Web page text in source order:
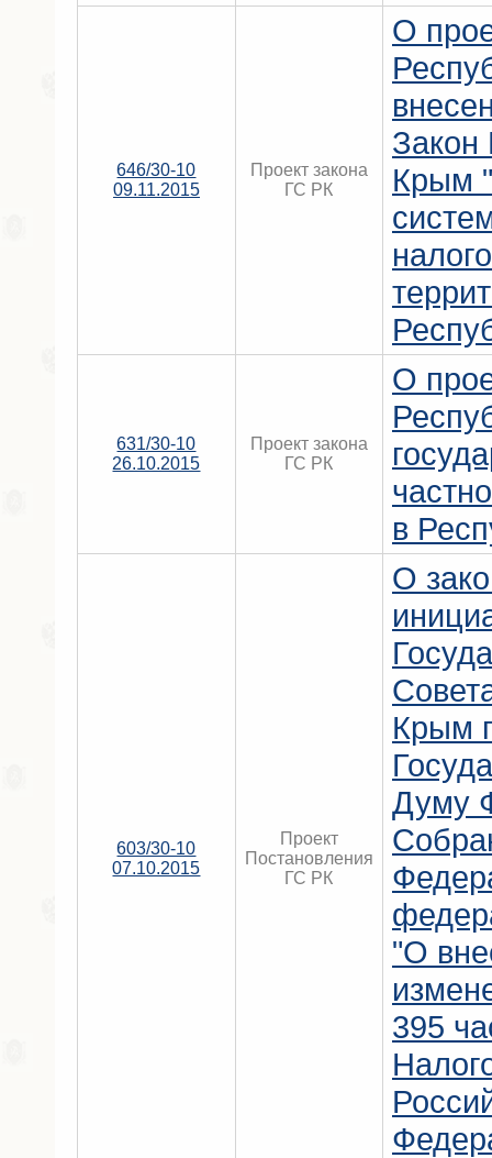
646/30-10
09.11.2015
Проект закона
ГС РК
О
Закон
Крым
631/30-10
26.10.2015
Проект закона
ГС РК
О
в
603/30-10
07.10.2015
Проект
Постановления
ГС РК
О
Крым
Думу
"О
395